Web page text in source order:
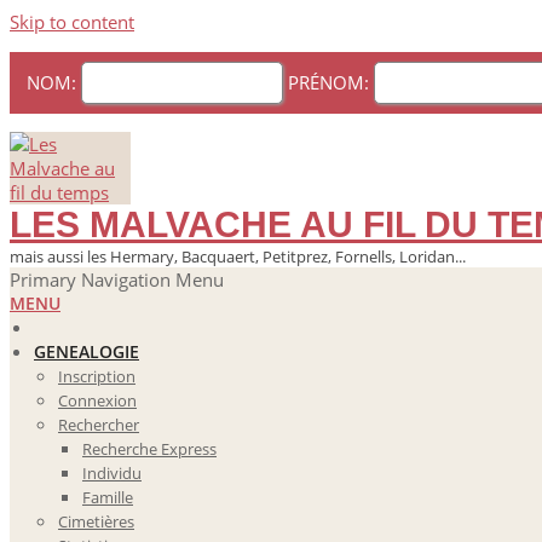
Skip to content
NOM: PRÉNOM:
LES MALVACHE AU FIL DU
mais aussi les Hermary, Bacquaert, Petitprez, Fornells, Loridan...
Primary Navigation Menu
MENU
GENEALOGIE
Inscription
Connexion
Rechercher
Recherche Express
Individu
Famille
Cimetières